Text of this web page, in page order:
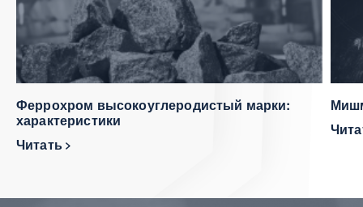
Феррохром высокоуглеродистый марки:
характеристики
Читать